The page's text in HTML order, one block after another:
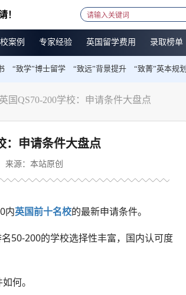
！
案例 专家经验 英国留学费用 录取榜单
“致学”博士留学 “致远”背景提升 “致菁”英本规划
国QS70-200学校：申请条件大盘点
：申请条件大盘点
来源：本站原创
内英国前十名校的最新申请条件。
50-200的学校选择性丰富，国内认可度
何。